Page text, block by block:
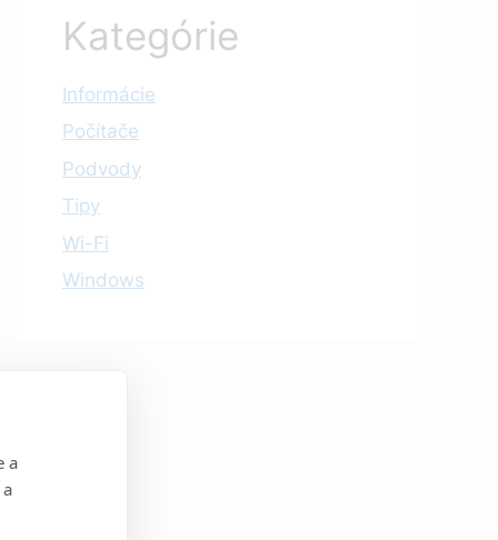
Kategórie
Informácie
Počítače
Podvody
Tipy
Wi-Fi
Windows
a